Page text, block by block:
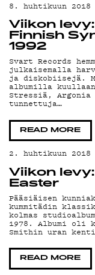
8. huhtikuun 2018
Viikon
Finnish
1992
Svart Records
julkaisemalla
ja diskobiisejä.
albumilla kuullaan
Stressiä,
tunnettuja…
READ MORE
2. huhtikuun 2018
Viikon
Easter
Pääsiäisen
kummitädin
kolmas
1978. Albumi oli
Smithin uran
READ MORE